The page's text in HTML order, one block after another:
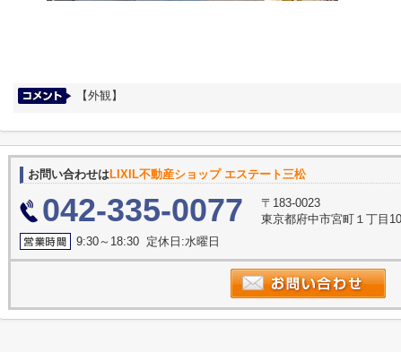
【外観】
お問い合わせはLIXIL不動産ショップ エステート三松
042-335-0077
〒183-0023
東京都府中市宮町１丁目
9:30～18:30 定休日:水曜日